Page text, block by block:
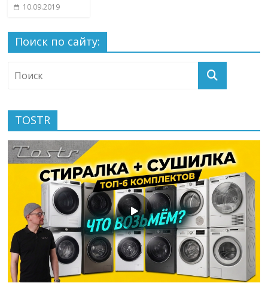
10.09.2019
Поиск по сайту:
TOSTR